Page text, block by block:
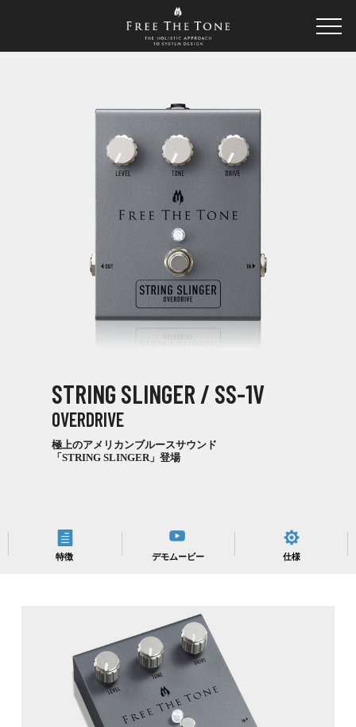
STRING SLINGER / SS-1V
OVERDRIVE
極上のアメリカンブルースサウンド
「STRING SLINGER」登場
特徴 デモムービー 仕様